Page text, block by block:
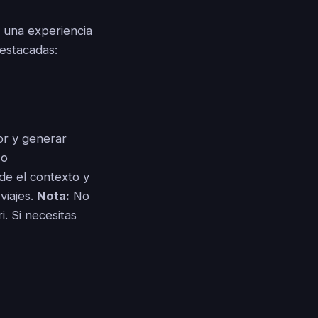
experiencia
y generar
el contexto y
Nota: No
Si necesitas